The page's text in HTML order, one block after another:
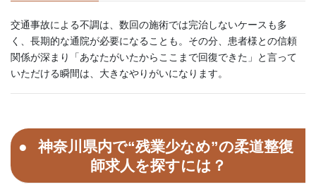
交通事故による不調は、数回の施術では完治しないケースも多
く、長期的な通院が必要になることも。その分、患者様との信頼
関係が深まり「あなたがいたからここまで回復できた」と言って
いただける瞬間は、大きなやりがいになります。
神奈川県内で“残業少なめ”の柔道整復
師求人を探すには？